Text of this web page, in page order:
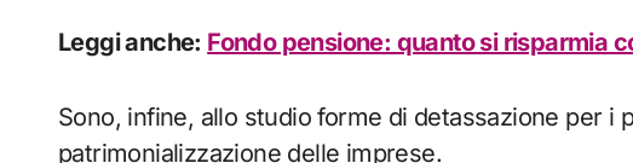
Leggi anche: Fondo pensione: quanto si risparmia
Sono, infine, allo studio forme di detassazione per i
patrimonializzazione delle imprese.